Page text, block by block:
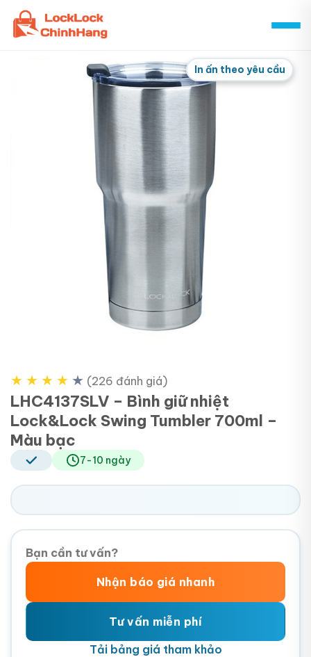
Skip
content
In ấn theo yêu cầu
★ ★ ★ ★ ★ (226 đánh giá)
LHC4137SLV – Bình giữ nhiệt
Lock&Lock Swing Tumbler 700ml –
Màu bạc
7-10 ngày
Bạn cần tư vấn?
Nhận báo giá nhanh
Tư vấn miễn phí
Tải bảng giá tham khảo